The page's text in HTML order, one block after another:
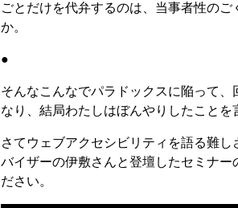
ごとだけを代弁するのは、当事者性の
か。
●
そんなこんなでパラドックスに陥って
なり、結局わたしはぼんやりしたことを
さてウェブアクセシビリティを語る難
バイザーの伊敷さんと登壇したセミナー
ださい。